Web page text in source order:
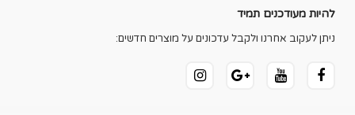
להיות מעודכנים תמיד
ניתן לעקוב אחרנו ולקבל עדכונים על מוצרים חדשים: